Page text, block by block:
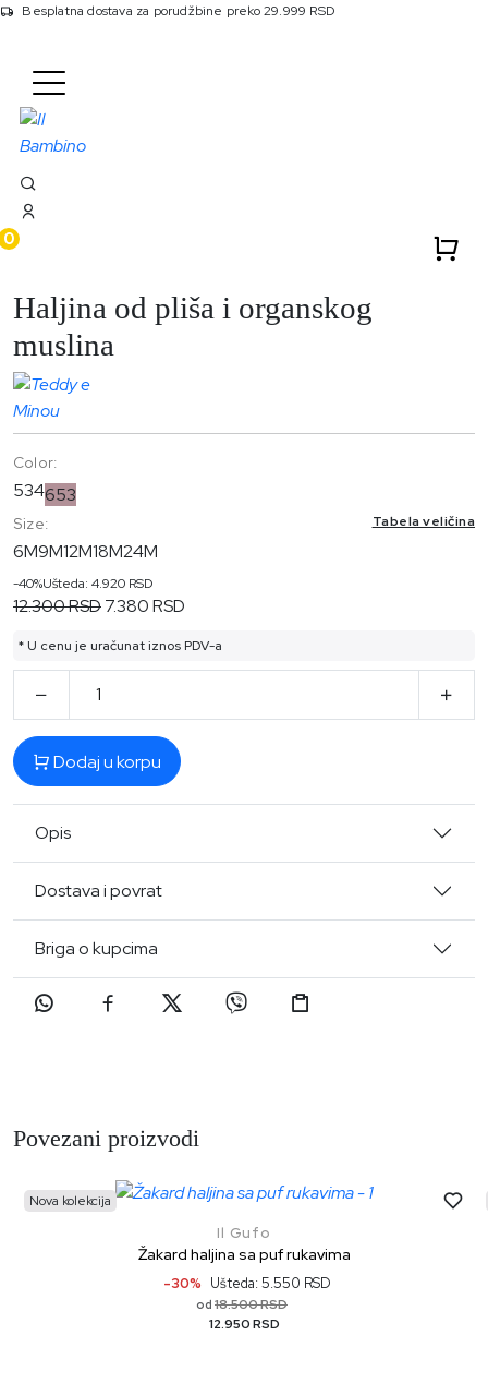
Besplatna dostava za porudžbine preko 29.999 RSD
0
Haljina od pliša i organskog
muslina
Size: Tabela veličina
6M9M12M18M24M
Color:
534653
-40%Ušteda: 4.920 RSD
12.300 RSD7.380 RSD
* U cenu je uračunat iznos PDV-a
Dodaj u korpu
Opis
Dostava i povrat
Briga o kupcima
Povezani proizvodi
Nova kolekcija
Il Gufo
Žakard haljina sa puf rukavima
-30% Ušteda: 5.550 RSD
od 18.500 RSD
12.950 RSD